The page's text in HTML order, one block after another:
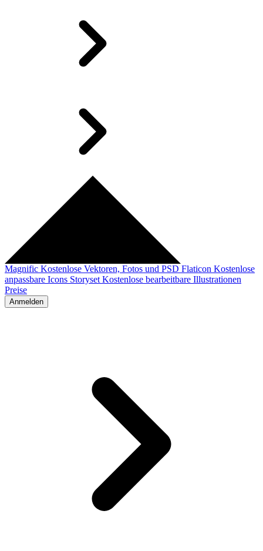
Magnific Kostenlose Vektoren, Fotos und PSD Flaticon Kostenlose
anpassbare Icons Storyset Kostenlose bearbeitbare Illustrationen
Preise
Anmelden